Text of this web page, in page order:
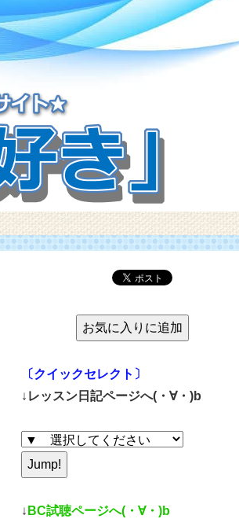
〔クイックセレクト〕
↓ レッスン日記ページへ(・∀・)b
↓ BC試聴ページへ(・∀・)b